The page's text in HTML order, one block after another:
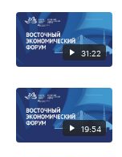
31:22
19:54